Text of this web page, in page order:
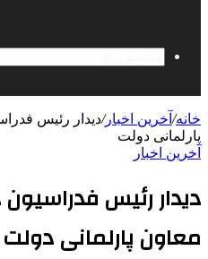
خانه/ آخرین اخبار/دیدار رئیس
پارلمانی دولت
آخرین اخبار
دیدار رئیس
معاون پارلمانی دولت